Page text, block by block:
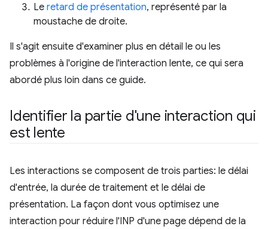
Le retard de présentation, représenté par la
moustache de droite.
Il s'agit ensuite d'examiner plus en détail le ou les
problèmes à l'origine de l'interaction lente, ce qui sera
abordé plus loin dans ce guide.
Identifier la partie d'une interaction qui
est lente
Les interactions se composent de trois parties: le délai
d'entrée, la durée de traitement et le délai de
présentation. La façon dont vous optimisez une
interaction pour réduire l'INP d'une page dépend de la